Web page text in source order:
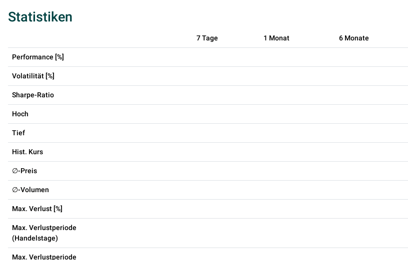
Statistiken
7 Tage 1 Monat 6 Monate
Performance [%]
Volatilität [%]
Sharpe-Ratio
Hoch
Tief
Hist. Kurs
∅-Preis
∅-Volumen
Max. Verlust [%]
Max. Verlustperiode
(Handelstage)
Max. Verlustperiode